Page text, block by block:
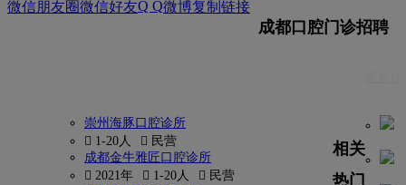
微信朋友圈微信好友Q Q微博复制链接
成都口腔门诊招聘
崇州海豚口腔诊所
 1-20人
 民营
成都金牛雅匠口腔诊所
 2021年
 1-20人
 民营
相关
热门